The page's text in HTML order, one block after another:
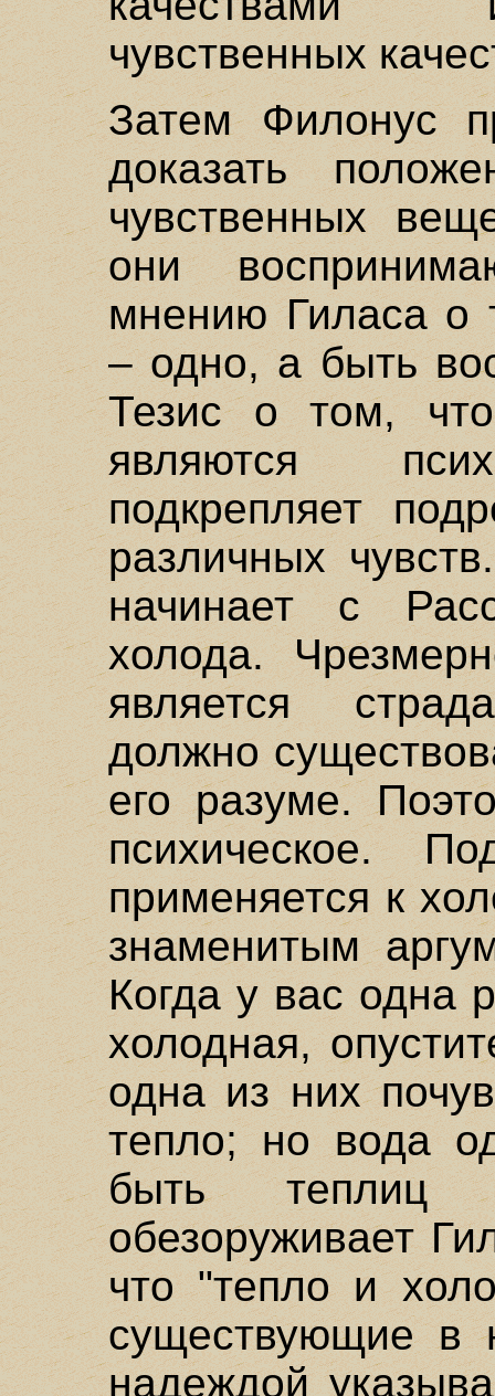
чувственных
Затем Филонус
доказать
чувственных
они
мнению Гиласа о
– одно, а быть
Тезис о том,
являются
подкрепляет
различных
начинает с
холода.
является
должно
его разуме.
психическое.
применяется к
знаменитым
Когда у вас одна
холодная,
одна из них
тепло; но вода
быть
обезоруживает
что "тепло и
существующие
надеждой